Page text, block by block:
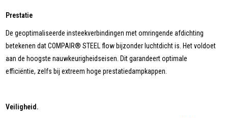
Prestatie
De geoptimaliseerde insteekverbindingen met omringende afdichting
betekenen dat COMPAIR® STEEL flow bijzonder luchtdicht is. Het voldoet
aan de hoogste nauwkeurigheidseisen. Dit garandeert optimale
efficiëntie, zelfs bij extreem hoge prestatiedampkappen.
Veiligheid.